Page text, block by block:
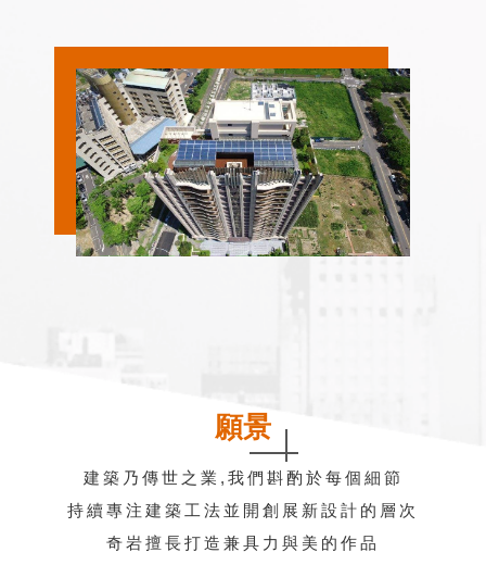
願景
建築乃傳世之業,我們斟酌於每個細節
持續專注建築工法並開創展新設計的層次
奇岩擅長打造兼具力與美的作品